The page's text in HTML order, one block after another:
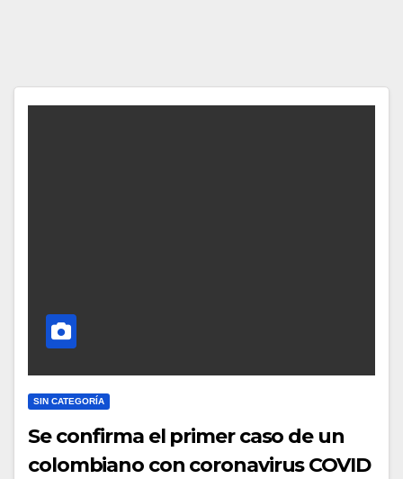
SIN CATEGORÍA
Se confirma el primer caso de un
colombiano con coronavirus COVID